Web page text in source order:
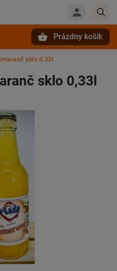
Prázdny košík
sklo 0,33l
sklo 0,33l